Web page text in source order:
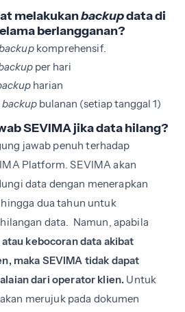
melakukanbackupdata di
berlangganan?
komprehensif.
per hari
harian
backup bulanan (setiap tanggal 1)
SEVIMA jika data hilang?
jawab penuh terhadap
Platform. SEVIMA akan
data dengan menerapkan
dua tahun untuk
data. Namun, apabila
kebocoran data akibat
maka SEVIMA tidak dapat
dari operator klien. Untuk
merujuk pada dokumen